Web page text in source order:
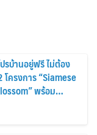
รบ้านอยู่ฟรี ไม่ต้อง
โครงการ “Siamese
พร้อม
ง 31 สิงหาคม